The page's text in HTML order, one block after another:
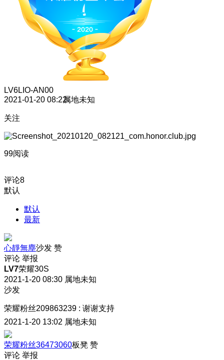
LV6LIO-AN00
2021-01-20 08:22属地未知
关注
99阅读
评论8
默认
默认
最新
心靜無塵沙发 赞
评论 举报
LV7荣耀30S
2021-1-20 08:30 属地未知
沙发
荣耀粉丝209863239 : 谢谢支持
2021-1-20 13:02 属地未知
荣耀粉丝36473060板凳 赞
评论 举报